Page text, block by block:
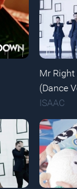
Mr Right
(Dance
ISAAC